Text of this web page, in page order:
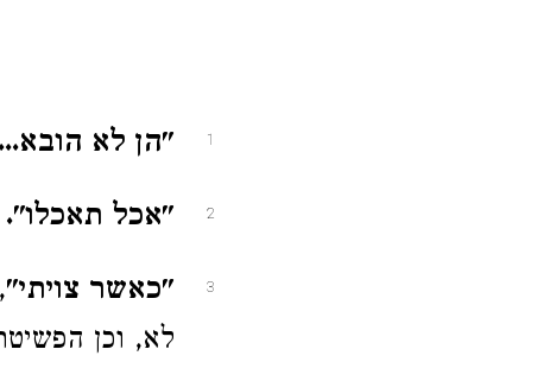
1 "הן לא
2 "אכל תאכלו".
3 "כאשר צויתי"
לא, וכן